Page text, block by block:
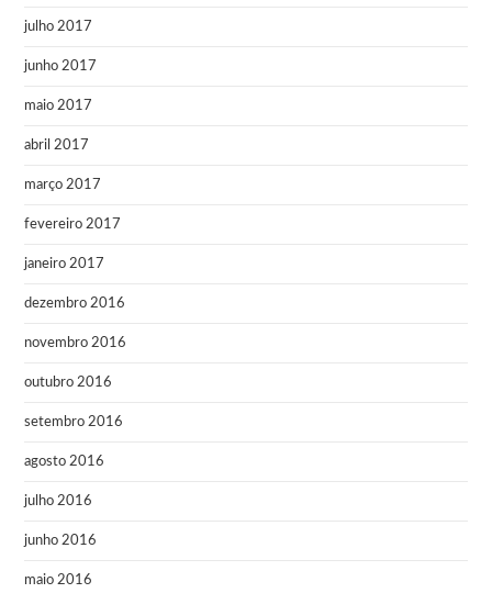
julho 2017
junho 2017
maio 2017
abril 2017
março 2017
fevereiro 2017
janeiro 2017
dezembro 2016
novembro 2016
outubro 2016
setembro 2016
agosto 2016
julho 2016
junho 2016
maio 2016